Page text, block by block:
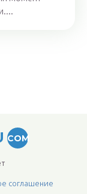
COM
соглашение